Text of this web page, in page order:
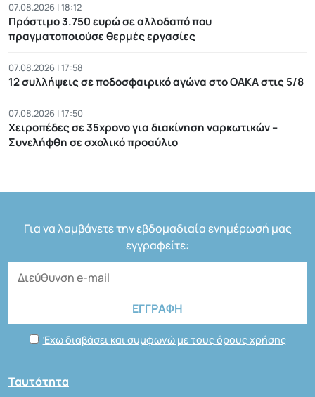
07.08.2026 | 18:12
Πρόστιμο 3.750 ευρώ σε αλλοδαπό που
πραγματοποιούσε θερμές εργασίες
07.08.2026 | 17:58
12 συλλήψεις σε ποδοσφαιρικό αγώνα στο ΟΑΚΑ στις 5/8
07.08.2026 | 17:50
Χειροπέδες σε 35χρονο για διακίνηση ναρκωτικών –
Συνελήφθη σε σχολικό προαύλιο
Για να λαμβάνετε την εβδομαδιαία ενημέρωσή μας
εγγραφείτε:
Έχω διαβάσει και συμφωνώ με τους όρους χρήσης
Ταυτότητα